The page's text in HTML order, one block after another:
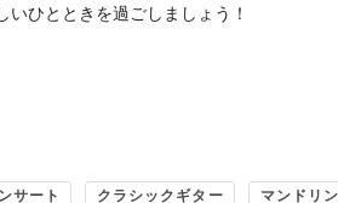
ひとときを過ごしましょう！
サート クラシックギター マンドリ